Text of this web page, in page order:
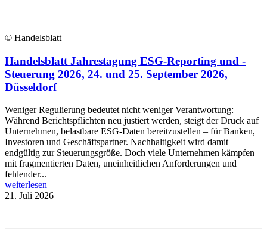
© Handelsblatt
Handelsblatt Jahrestagung ESG-Reporting und -
Steuerung 2026, 24. und 25. September 2026,
Düsseldorf
Weniger Regulierung bedeutet nicht weniger Verantwortung:
Während Berichtspflichten neu justiert werden, steigt der Druck auf
Unternehmen, belastbare ESG-Daten bereitzustellen – für Banken,
Investoren und Geschäftspartner. Nachhaltigkeit wird damit
endgültig zur Steuerungsgröße. Doch viele Unternehmen kämpfen
mit fragmentierten Daten, uneinheitlichen Anforderungen und
fehlender...
weiterlesen
21. Juli 2026